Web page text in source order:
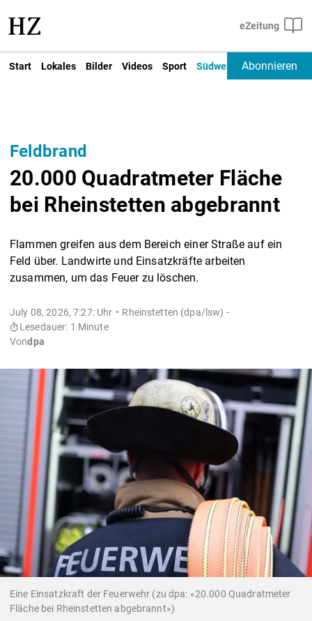
Start Lokales Bilder Videos Sport Südwest Deutschland
Abonnieren
Feldbrand
20.000 Quadratmeter Fläche
bei Rheinstetten abgebrannt
Flammen greifen aus dem Bereich einer Straße auf ein
Feld über. Landwirte und Einsatzkräfte arbeiten
zusammen, um das Feuer zu löschen.
July 08, 2026, 7:27: Uhr
Rheinstetten (dpa/lsw) -
Lesedauer: 1 Minute
Vondpa
Eine Einsatzkraft der Feuerwehr (zu dpa: «20.000 Quadratmeter
Fläche bei Rheinstetten abgebrannt»)